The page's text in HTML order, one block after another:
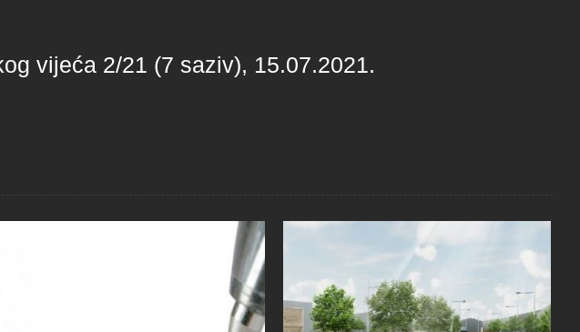
vijeća 2/21 (7 saziv), 15.07.2021.